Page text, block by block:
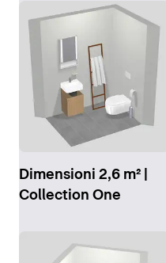
Dimensioni 2,6 m² |
Collection One